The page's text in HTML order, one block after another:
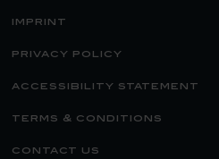
imprint
privacy policy
accessibility statement
terms & conditions
contact us